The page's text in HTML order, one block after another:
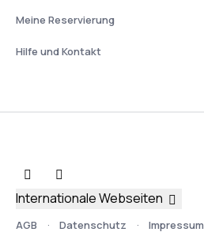
Meine Reservierung
Hilfe und Kontakt
AGB Datenschutz Impressum
Internationale Webseiten